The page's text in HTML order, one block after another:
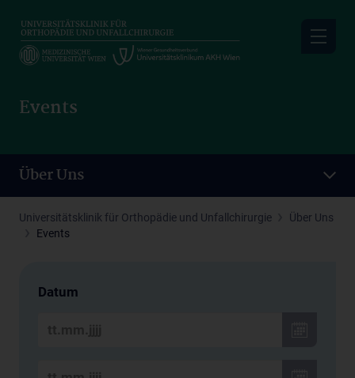
main
content
Events
Über Uns
Universitätsklinik für Orthopädie und Unfallchirurgie
Über Uns
Events
Datum